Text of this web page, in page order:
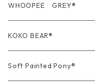
期間限定商品
USA Fabric series数量限定
期間限定商品
WHOOPEE GREY®
KOKO BEAR®
USA Fabric series数量限定
Soft Painted Pony®